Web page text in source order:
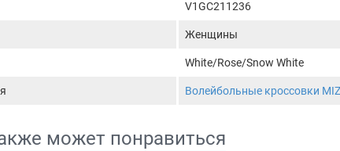
V1GC211236
Женщины
White/Rose/Snow White
Волейбольные кроссовки
может понравиться